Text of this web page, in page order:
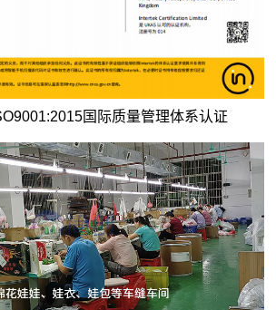
国际质量管理体系认证